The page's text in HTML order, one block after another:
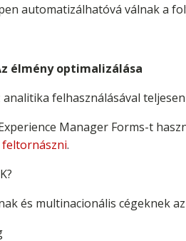
automatizálhatóvá válnak a
élmény optimalizálása
analitika felhasználásával
Manager Forms-t
.
és multinacionális cégeknek